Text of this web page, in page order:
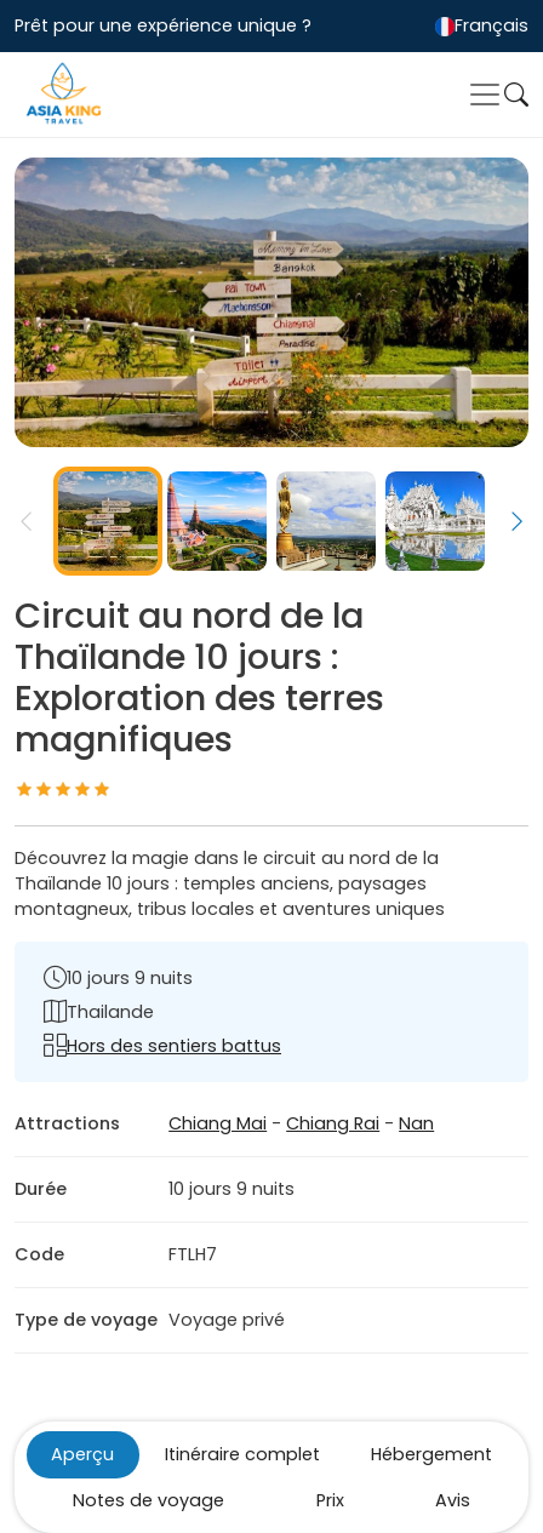
Prêt pour une expérience unique ? Français
Circuit au nord de la
Thaïlande 10 jours :
Exploration des terres
magnifiques
Découvrez la magie dans le circuit au nord de la
Thaïlande 10 jours : temples anciens, paysages
montagneux, tribus locales et aventures uniques
10 jours 9 nuits
Thailande
Hors des sentiers battus
Attractions Chiang Mai -Chiang Rai -Nan
Durée 10 jours 9 nuits
Code FTLH7
Type de voyage Voyage privé
Aperçu Itinéraire complet
Hébergement
Notes de voyage
Prix Avis